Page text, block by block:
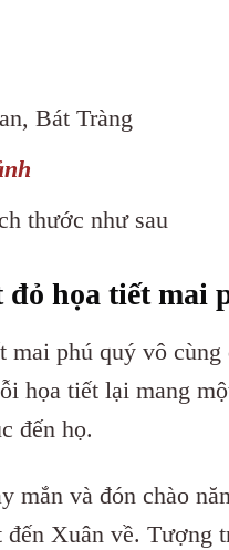
Bát Tràng
thước như sau
đỏ họa tiết mai
mai phú quý vô
họa tiết lại mang
đến họ.
mắn và đón chào
Xuân về. Tượng